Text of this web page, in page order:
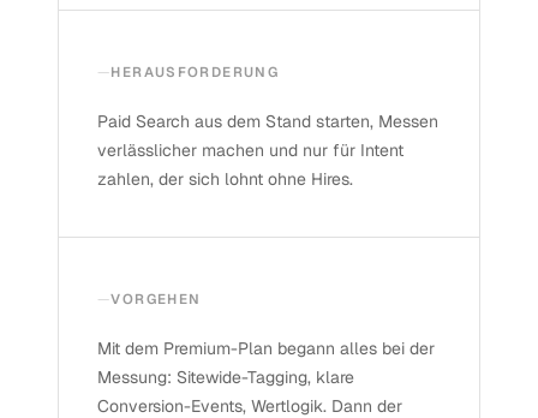
HERAUSFORDERUNG
Paid Search aus dem Stand starten, Messen
verlässlicher machen und nur für Intent
zahlen, der sich lohnt ohne Hires.
VORGEHEN
Mit dem Premium-Plan begann alles bei der
Messung: Sitewide-Tagging, klare
Conversion-Events, Wertlogik. Dann der